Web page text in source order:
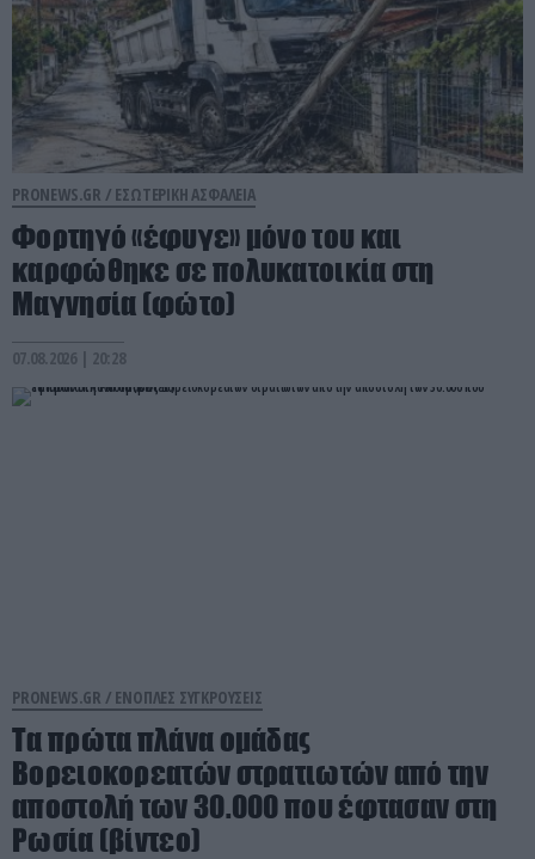
PRONEWS.GR / ΕΣΩΤΕΡΙΚΗ ΑΣΦΑΛΕΙΑ
Φορτηγό «έφυγε» μόνο του και
καρφώθηκε σε πολυκατοικία στη
Μαγνησία (φώτο)
07.08.2026 | 20:28
PRONEWS.GR / ΕΝΟΠΛΕΣ ΣΥΓΚΡΟΥΣΕΙΣ
Τα πρώτα πλάνα ομάδας
Βορειοκορεατών στρατιωτών από την
αποστολή των 30.000 που έφτασαν στη
Ρωσία (βίντεο)